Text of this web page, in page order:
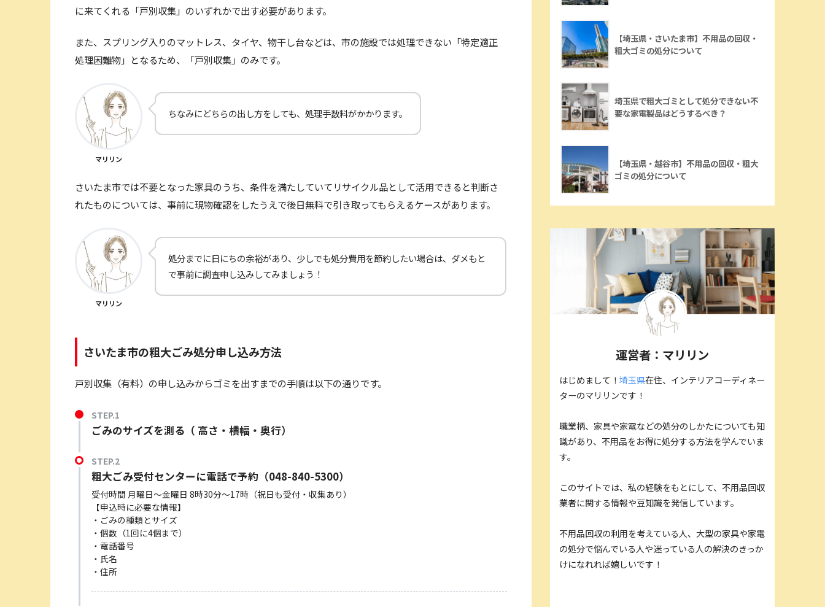
に来てくれる「戸別収集」のいずれかで出す必要があります。
また、スプリング入りのマットレス、タイヤ、物干し台などは、市の施設では処理できない「特定適正
処理困難物」となるため、「戸別収集」のみです。
マリリン
ちなみにどちらの出し方をしても、処理手数料がかかります。
さいたま市では不要となった家具のうち、条件を満たしていてリサイクル品として活用できると判断さ
れたものについては、事前に現物確認をしたうえで後日無料で引き取ってもらえるケースがあります。
マリリン
処分までに日にちの余裕があり、少しでも処分費用を節約したい場合は、ダメもと
で事前に調査申し込みしてみましょう！
さいたま市の粗大ごみ処分申し込み方法
戸別収集（有料）の申し込みからゴミを出すまでの手順は以下の通りです。
STEP.1
ごみのサイズを測る（ 高さ・横幅・奥行）
STEP.2
粗大ごみ受付センターに電話で予約（048-840-5300）
受付時間 月曜日～金曜日 8時30分～17時（祝日も受付・収集あり）
【申込時に必要な情報】
・ごみの種類とサイズ
・個数（1回に4個まで）
・電話番号
・氏名
・住所
【埼玉県・さいたま市】不用品の回収・
粗大ゴミの処分について
埼玉県で粗大ゴミとして処分できない不
要な家電製品はどうするべき？
【埼玉県・越谷市】不用品の回収・粗大
ゴミの処分について
運営者：マリリン
はじめまして！埼玉県在住、インテリアコーディネー
ターのマリリンです！
職業柄、家具や家電などの処分のしかたについても知
識があり、不用品をお得に処分する方法を学んでいま
す。
このサイトでは、私の経験をもとにして、不用品回収
業者に関する情報や豆知識を発信しています。
不用品回収の利用を考えている人、大型の家具や家電
の処分で悩んでいる人や迷っている人の解決のきっか
けになれれば嬉しいです！